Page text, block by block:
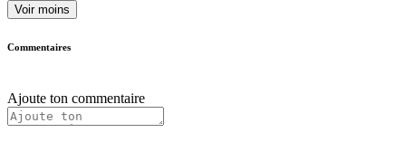
Voir moins
Commentaires
Ajoute ton commentaire